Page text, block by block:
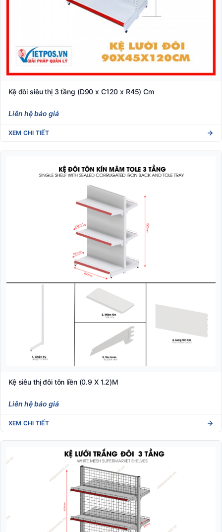
Kệ đôi siêu thị 3 tầng (D90 x C120 x R45) Cm
Liên hệ báo giá
XEM CHI TIẾT
Kệ siêu thị đôi tôn liền (0.9 X 1.2)M
Liên hệ báo giá
XEM CHI TIẾT